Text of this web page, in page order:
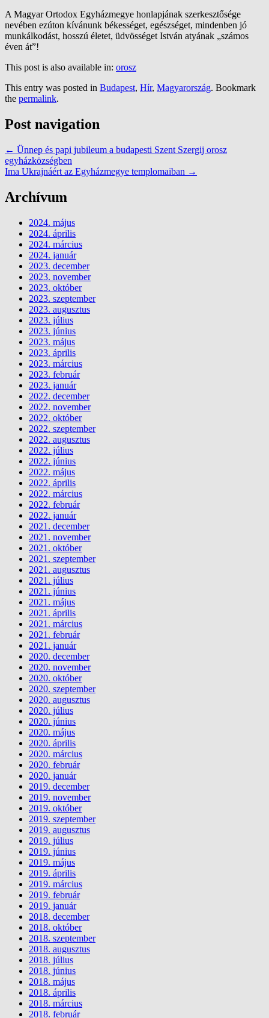
A Magyar Ortodox Egyházmegye honlapjának szerkesztősége
nevében ezúton kívánunk békességet, egészséget, mindenben jó
munkálkodást, hosszú életet, üdvösséget István atyának „számos
éven át”!
This post is also available in: orosz
This entry was posted in Budapest, Hír, Magyarország. Bookmark
the permalink.
Post navigation
← Ünnep és papi jubileum a budapesti Szent Szergij orosz
egyházközségben
Ima Ukrajnáért az Egyházmegye templomaiban →
Archívum
2024. május
2024. április
2024. március
2024. január
2023. december
2023. november
2023. október
2023. szeptember
2023. augusztus
2023. július
2023. június
2023. május
2023. április
2023. március
2023. február
2023. január
2022. december
2022. november
2022. október
2022. szeptember
2022. augusztus
2022. július
2022. június
2022. május
2022. április
2022. március
2022. február
2022. január
2021. december
2021. november
2021. október
2021. szeptember
2021. augusztus
2021. július
2021. június
2021. május
2021. április
2021. március
2021. február
2021. január
2020. december
2020. november
2020. október
2020. szeptember
2020. augusztus
2020. július
2020. június
2020. május
2020. április
2020. március
2020. február
2020. január
2019. december
2019. november
2019. október
2019. szeptember
2019. augusztus
2019. július
2019. június
2019. május
2019. április
2019. március
2019. február
2019. január
2018. december
2018. október
2018. szeptember
2018. augusztus
2018. július
2018. június
2018. május
2018. április
2018. március
2018. február